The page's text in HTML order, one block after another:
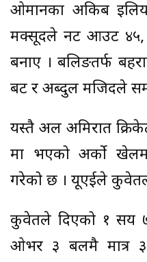
ओमानका अकिब
मक्सूदले नट आउट ४५,
बनाए । बलिङतर्फ
बट र अब्दुल मजिदले
यस्तै अल अमिरात क्रिकेट
मा भएको अर्को
गरेको छ । यूएईले
कुवेतले दिएको १ सय
ओभर ३ बलमै मात्र ३